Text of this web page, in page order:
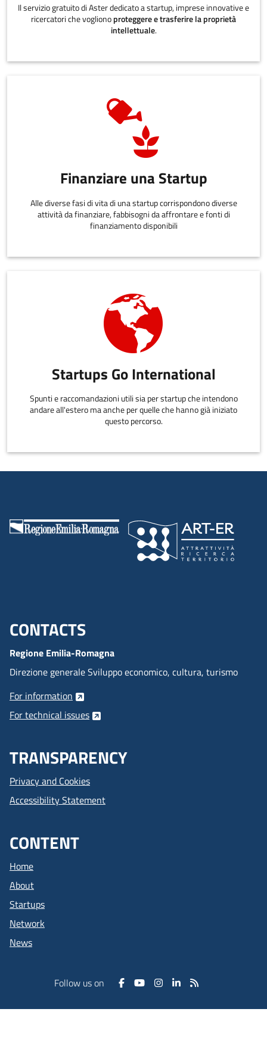
Il servizio gratuito di Aster dedicato a startup, imprese innovative e
ricercatori che voglionoproteggere e trasferire la proprietà
intellettuale.
Finanziare una Startup
Alle diverse fasi di vita di una startup corrispondono diverse
attività da finanziare, fabbisogni da affrontare e fonti di
finanziamento disponibili
Startups Go International
Spunti e raccomandazioni utili sia per startup che intendono
andare all'estero ma anche per quelle che hanno già iniziato
questo percorso.
Menu footer inglese
CONTACTS
Regione Emilia-Romagna
Direzione generale Sviluppo economico, cultura, turismo
For information
For technical issues
TRANSPARENCY
Privacy and Cookies
Accessibility Statement
CONTENT
Home
About
Startups
Network
News
Follow us on